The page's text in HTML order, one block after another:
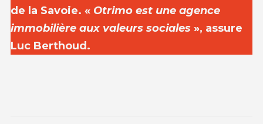
de la Savoie. « Otrimo est une agence
immobilière aux valeurs sociales », assure
Luc Berthoud.